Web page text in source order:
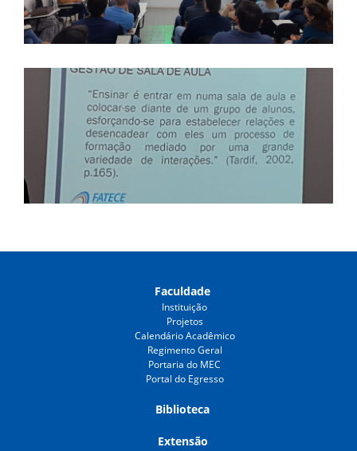
Faculdade
Instituição
Projetos
Calendário Acadêmico
Regimento Geral
Portaria do MEC
Portal do Egresso
Biblioteca
Extensão